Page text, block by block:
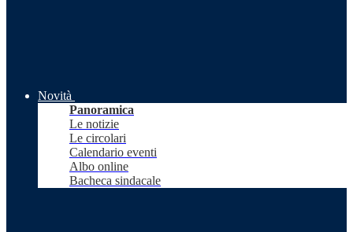
Novità
Panoramica
Le notizie
Le circolari
Calendario eventi
Albo online
Bacheca sindacale